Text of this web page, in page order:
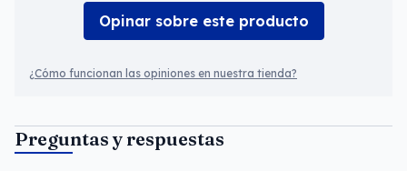
Opinar sobre este producto
¿Cómo funcionan las opiniones en nuestra tienda?
Preguntas y respuestas